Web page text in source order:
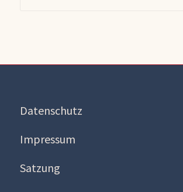
Datenschutz
Impressum
Satzung